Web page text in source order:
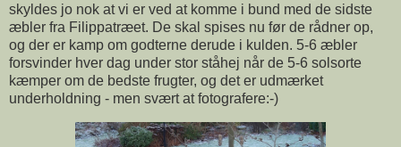
skyldes jo nok at vi er ved at komme i bund med de sidste
æbler fra Filippatræet. De skal spises nu før de rådner op,
og der er kamp om godterne derude i kulden. 5-6 æbler
forsvinder hver dag under stor ståhej når de 5-6 solsorte
kæmper om de bedste frugter, og det er udmærket
underholdning - men svært at fotografere:-)